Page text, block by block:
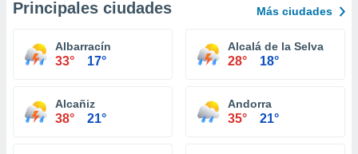
Principales ciudades Más ciudades
Albarracín
33° 17°
Alcalá de la Selva
28° 18°
Alcañiz
38° 21°
Andorra
35° 21°